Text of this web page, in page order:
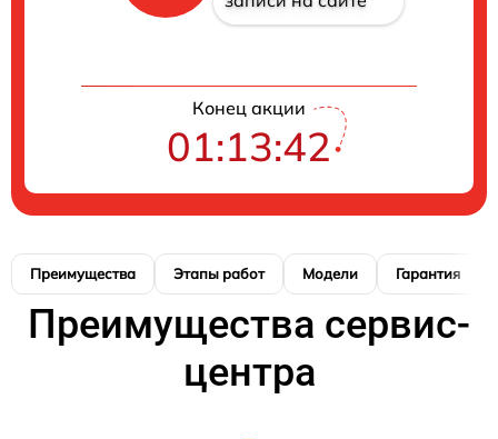
Конец акции
01:13:42
Преимущества Этапы работ Модели Гарантия
Преимущества сервис-
центра